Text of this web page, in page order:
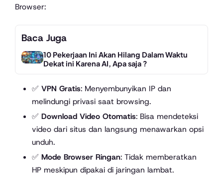
Browser:
Baca Juga
10 Pekerjaan Ini Akan Hilang Dalam Waktu
Dekat ini Karena AI, Apa saja ?
✅ VPN Gratis: Menyembunyikan IP dan
melindungi privasi saat browsing.
✅ Download Video Otomatis: Bisa mendeteksi
video dari situs dan langsung menawarkan opsi
unduh.
✅ Mode Browser Ringan: Tidak memberatkan
HP meskipun dipakai di jaringan lambat.